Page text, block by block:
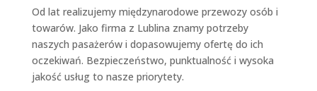
Od lat realizujemy międzynarodowe przewozy osób i
towarów. Jako firma z Lublina znamy potrzeby
naszych pasażerów i dopasowujemy ofertę do ich
oczekiwań. Bezpieczeństwo, punktualność i wysoka
jakość usług to nasze priorytety.